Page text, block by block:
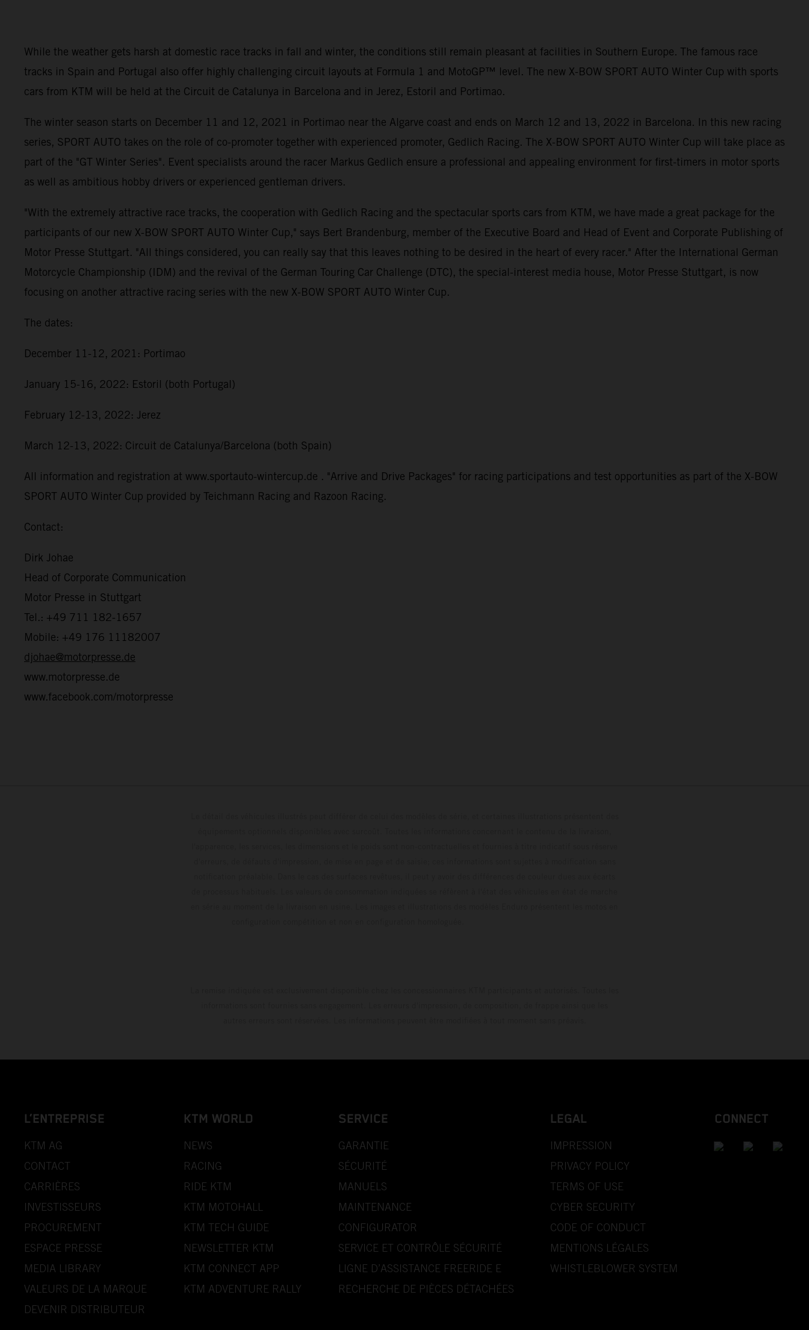
While the weather gets harsh at domestic race tracks in fall and winter, the conditions still remain pleasant at facilities in Southern Europe. The famous race
tracks in Spain and Portugal also offer highly challenging circuit layouts at Formula 1 and MotoGP™ level. The new X-BOW SPORT AUTO Winter Cup with sports
cars from KTM will be held at the Circuit de Catalunya in Barcelona and in Jerez, Estoril and Portimao.
The winter season starts on December 11 and 12, 2021 in Portimao near the Algarve coast and ends on March 12 and 13, 2022 in Barcelona. In this new racing
series, SPORT AUTO takes on the role of co-promoter together with experienced promoter, Gedlich Racing. The X-BOW SPORT AUTO Winter Cup will take place as
part of the "GT Winter Series". Event specialists around the racer Markus Gedlich ensure a professional and appealing environment for first-timers in motor sports
as well as ambitious hobby drivers or experienced gentleman drivers.
"With the extremely attractive race tracks, the cooperation with Gedlich Racing and the spectacular sports cars from KTM, we have made a great package for the
participants of our new X-BOW SPORT AUTO Winter Cup," says Bert Brandenburg, member of the Executive Board and Head of Event and Corporate Publishing of
Motor Presse Stuttgart. "All things considered, you can really say that this leaves nothing to be desired in the heart of every racer." After the International German
Motorcycle Championship (IDM) and the revival of the German Touring Car Challenge (DTC), the special-interest media house, Motor Presse Stuttgart, is now
focusing on another attractive racing series with the new X-BOW SPORT AUTO Winter Cup.
The dates:
December 11-12, 2021: Portimao
January 15-16, 2022: Estoril (both Portugal)
February 12-13, 2022: Jerez
March 12-13, 2022: Circuit de Catalunya/Barcelona (both Spain)
All information and registration at www.sportauto-wintercup.de . "Arrive and Drive Packages" for racing participations and test opportunities as part of the X-BOW
SPORT AUTO Winter Cup provided by Teichmann Racing and Razoon Racing.
Contact:
Dirk Johae
Head of Corporate Communication
Motor Presse in Stuttgart
Tel.: +49 711 182-1657
Mobile: +49 176 11182007
djohae@motorpresse.de
www.motorpresse.de
www.facebook.com/motorpresse
L’ENTREPRISE
KTM AG
CONTACT
CARRIÈRES
INVESTISSEURS
PROCUREMENT
ESPACE PRESSE
MEDIA LIBRARY
VALEURS DE LA MARQUE
DEVENIR DISTRIBUTEUR
KTM WORLD
NEWS
RACING
RIDE KTM
KTM MOTOHALL
KTM TECH GUIDE
NEWSLETTER KTM
KTM CONNECT APP
KTM ADVENTURE RALLY
SERVICE
GARANTIE
SÉCURITÉ
MANUELS
MAINTENANCE
CONFIGURATOR
SERVICE ET CONTRÔLE SÉCURITÉ
LIGNE D’ASSISTANCE FREERIDE E
RECHERCHE DE PIÈCES DÉTACHÉES
LEGAL
IMPRESSION
PRIVACY POLICY
TERMS OF USE
CYBER SECURITY
CODE OF CONDUCT
MENTIONS LÉGALES
WHISTLEBLOWER SYSTEM
CONNECT